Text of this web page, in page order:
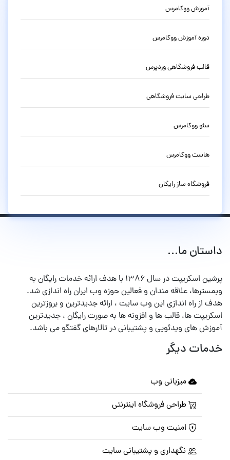
آموزش ووکامرس
دوره آموزش ووکامرس
قالب فروشگاهی وردپرس
طراحی سایت فروشگاهی
سئو ووکامرس
هاست ووکامرس
فروشگاه ساز رایگان
داستان ما...
پرشین اسکریپت در سال ۱۳۸۶ با هدف ارائه خدمات رایگان به
وبمسترها، علاقه مندان و فعالین حوزه وب ایران راه اندازی شد.
هدف از راه اندازی این وب سایت ، ارائه جدیدترین و بروزترین
اسکریپت ها، قالب ها و افزونه ها به صورت رایگان ، جدیدترین
آموزش های ویدئویی و پشتیبانی در تالارهای گفتگو می باشد.
خدمات دیگر
میزبانی وب
طراحی فروشگاه اینترنتی
امنیت وب سایت
نگهداری و پشتیبانی سایت